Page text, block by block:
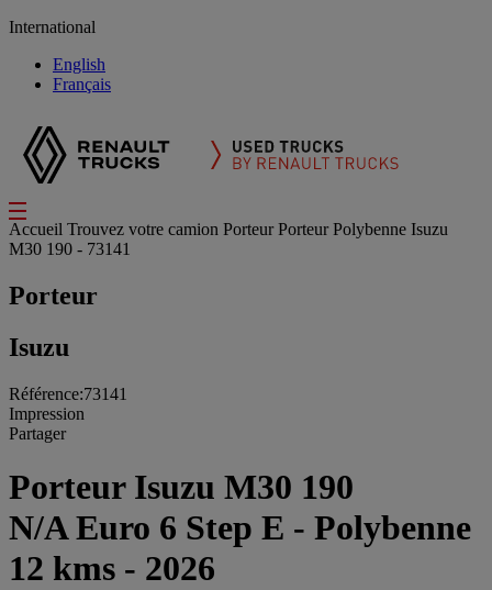
International
English
Français
Accueil Trouvez votre camion PorteurPorteur Polybenne Isuzu
M30 190 - 73141
Porteur
Isuzu
Référence:73141
Impression
Partager
Porteur Isuzu M30 190
N/A Euro 6 Step E - Polybenne
12 kms - 2026